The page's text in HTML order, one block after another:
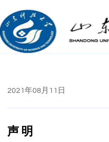
2021年08月11日
声 明